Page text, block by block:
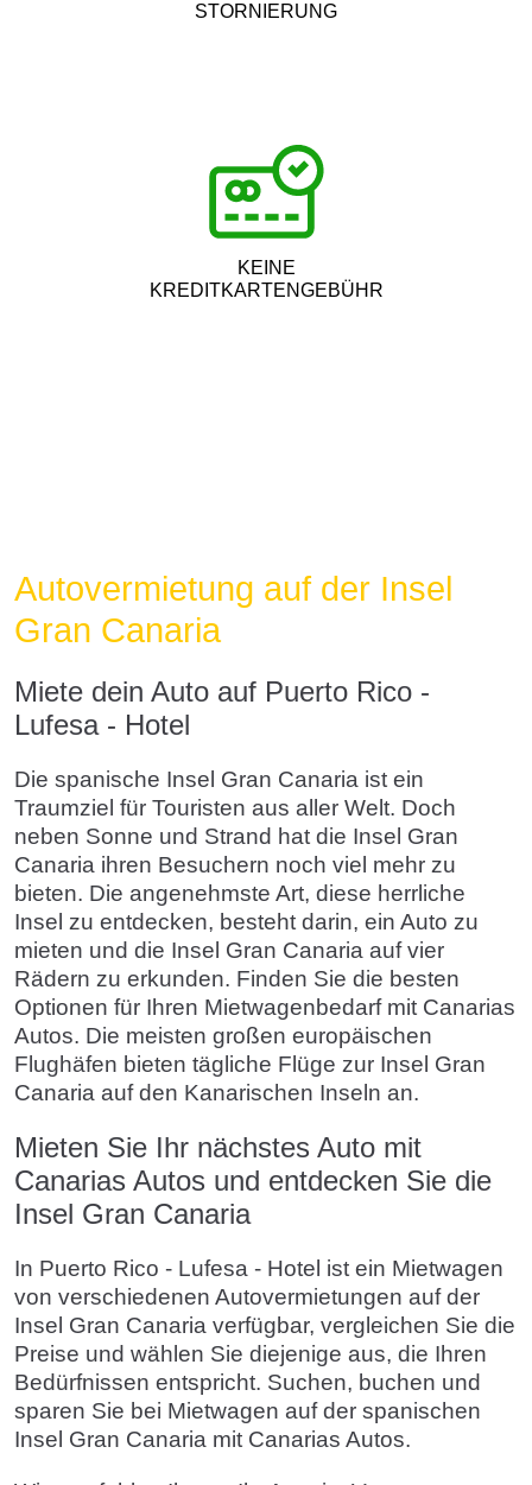
STORNIERUNG
KEINE
KREDITKARTENGEBÜHR
Autovermietung auf der Insel
Gran Canaria
Miete dein Auto auf Puerto Rico -
Lufesa - Hotel
Die spanische Insel Gran Canaria ist ein
Traumziel für Touristen aus aller Welt. Doch
neben Sonne und Strand hat die Insel Gran
Canaria ihren Besuchern noch viel mehr zu
bieten. Die angenehmste Art, diese herrliche
Insel zu entdecken, besteht darin, ein Auto zu
mieten und die Insel Gran Canaria auf vier
Rädern zu erkunden. Finden Sie die besten
Optionen für Ihren Mietwagenbedarf mit Canarias
Autos. Die meisten großen europäischen
Flughäfen bieten tägliche Flüge zur Insel Gran
Canaria auf den Kanarischen Inseln an.
Mieten Sie Ihr nächstes Auto mit
Canarias Autos und entdecken Sie die
Insel Gran Canaria
In Puerto Rico - Lufesa - Hotel ist ein Mietwagen
von verschiedenen Autovermietungen auf der
Insel Gran Canaria verfügbar, vergleichen Sie die
Preise und wählen Sie diejenige aus, die Ihren
Bedürfnissen entspricht. Suchen, buchen und
sparen Sie bei Mietwagen auf der spanischen
Insel Gran Canaria mit Canarias Autos.